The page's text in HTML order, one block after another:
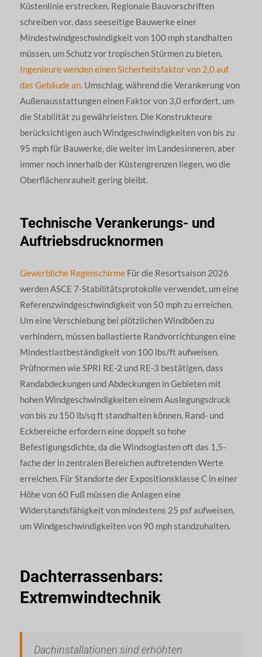
Küstenlinie erstrecken. Regionale Bauvorschriften
schreiben vor, dass seeseitige Bauwerke einer
Mindestwindgeschwindigkeit von 100 mph standhalten
müssen, um Schutz vor tropischen Stürmen zu bieten.
Ingenieure wenden einen Sicherheitsfaktor von 2,0 auf
das Gebäude an.Umschlag, während die Verankerung von
Außenausstattungen einen Faktor von 3,0 erfordert, um
die Stabilität zu gewährleisten. Die Konstrukteure
berücksichtigen auch Windgeschwindigkeiten von bis zu
95 mph für Bauwerke, die weiter im Landesinneren, aber
immer noch innerhalb der Küstengrenzen liegen, wo die
Oberflächenrauheit gering bleibt.
Technische Verankerungs- und
Auftriebsdrucknormen
Gewerbliche RegenschirmeFür die Resortsaison 2026
werden ASCE 7-Stabilitätsprotokolle verwendet, um eine
Referenzwindgeschwindigkeit von 50 mph zu erreichen.
Um eine Verschiebung bei plötzlichen Windböen zu
verhindern, müssen ballastierte Randvorrichtungen eine
Mindestlastbeständigkeit von 100 lbs/ft aufweisen.
Prüfnormen wie SPRI RE-2 und RE-3 bestätigen, dass
Randabdeckungen und Abdeckungen in Gebieten mit
hohen Windgeschwindigkeiten einem Auslegungsdruck
von bis zu 150 lb/sq ft standhalten können. Rand- und
Eckbereiche erfordern eine doppelt so hohe
Befestigungsdichte, da die Windsoglasten oft das 1,5-
fache der in zentralen Bereichen auftretenden Werte
erreichen. Für Standorte der Expositionsklasse C in einer
Höhe von 60 Fuß müssen die Anlagen eine
Widerstandsfähigkeit von mindestens 25 psf aufweisen,
um Windgeschwindigkeiten von 90 mph standzuhalten.
Dachterrassenbars:
Extremwindtechnik
Dachinstallationen sind erhöhten